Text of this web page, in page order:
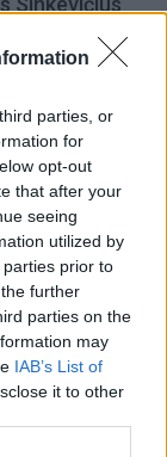
parties, or
for
opt-out
that after your
seeing
utilized by
prior to
further
parties on the
may
IAB’s List of
it to other
dėl
planų:
baimintis (4)
nustatė
dalį